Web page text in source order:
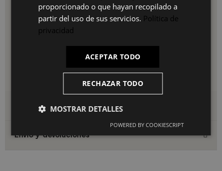
Datos técnicos
Patas metálicas en color negro.
crear un rincón de lectura acogedor, o acompáñalo de
textiles cálidos para potenciar su carácter envolvente y
Detalles del producto
Envío y devoluciones
proporcionado o que hayan recopilado a
partir del uso de sus servicios. Política de
privacidad
ACEPTAR TODO
RECHAZAR TODO
MOSTRAR DETALLES
POWERED BY COOKIESCRIPT